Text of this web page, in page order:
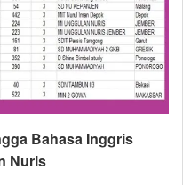
Bahasa Inggris
Nuris